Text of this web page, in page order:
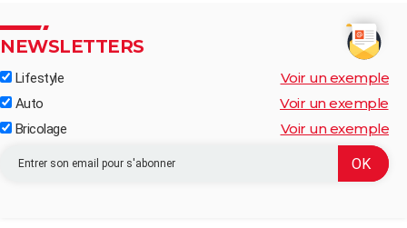
NEWSLETTERS
Lifestyle Voir un exemple
Auto Voir un exemple
Bricolage Voir un exemple